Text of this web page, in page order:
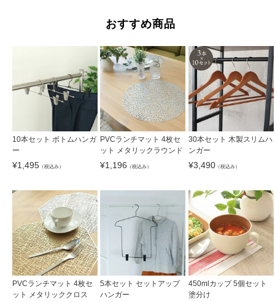
おすすめ商品
10本セット ボトムハンガ
ー
¥1,495 （税込み）
PVCランチマット 4枚セ
ット メタリックラウンド
¥1,196 （税込み）
30本セット 木製スリムハ
ンガー
¥3,490（税込み）
PVCランチマット 4枚セ
ット メタリッククロス
5本セット セットアップ
ハンガー
450mlカップ 5個セット
塗分け